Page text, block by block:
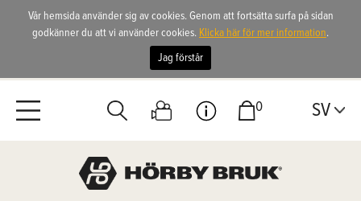
0 SV
Vår hemsida använder sig av cookies. Genom att fortsätta surfa på sidan
godkänner du att vi använder cookies. Klicka här för mer information.
Jag förstår